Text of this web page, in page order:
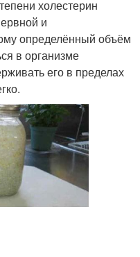
холестерин
и
определённый объём
в организме
его в пределах